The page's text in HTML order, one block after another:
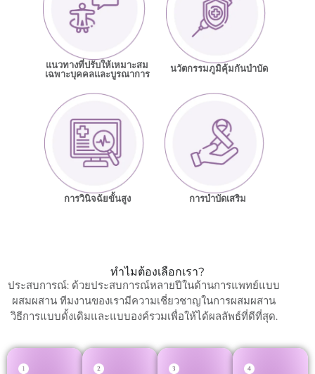
แนวทางที่ปรับให้เหมาะสม
เฉพาะบุคคลและบูรณาการ
นวัตกรรมภูมิคุ้มกันบำบัด
การวินิจฉัยขั้นสูง การบำบัดเสริม
ทำไมต้องเลือกเรา?
ประสบการณ์: ด้วยประสบการณ์หลายปีในด้านการแพทย์แบบ
ผสมผสาน ทีมงานของเรามีความเชี่ยวชาญในการผสมผสาน
วิธีการแบบดั้งเดิมและแบบองค์รวมเพื่อให้ได้ผลลัพธ์ที่ดีที่สุด.